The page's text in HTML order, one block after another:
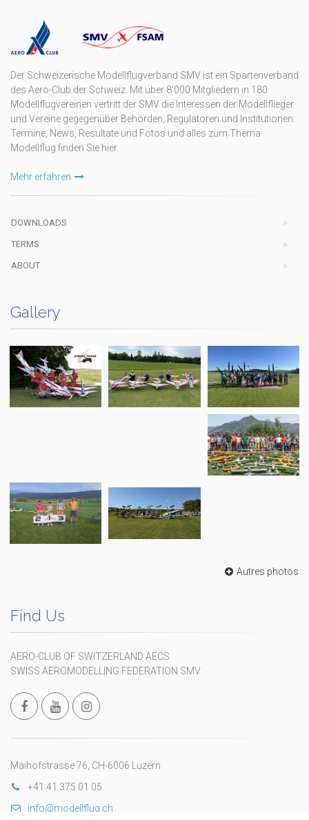
Der Schweizerische Modellflugverband SMV ist ein Spartenverband
des Aero-Club der Schweiz. Mit über 8'000 Mitgliedern in 180
Modellflugvereinen vertritt der SMV die Interessen der Modellflieger
und Vereine gegegenüber Behörden, Regulatoren und Institutionen.
Termine, News, Resultate und Fotos und alles zum Thema
Modellflug finden Sie hier.
Mehr erfahren
DOWNLOADS
TERMS
ABOUT
Gallery
Autres photos
Find Us
AERO-CLUB OF SWITZERLAND AECS
SWISS AEROMODELLING FEDERATION SMV
Maihofstrasse 76, CH-6006 Luzern
+41 41 375 01 05
info@modellflug.ch